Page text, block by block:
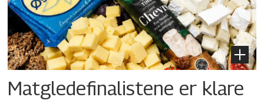
Matgledefinalistene er klare